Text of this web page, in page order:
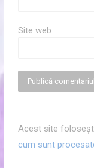
Site web
Acest site
cum sunt